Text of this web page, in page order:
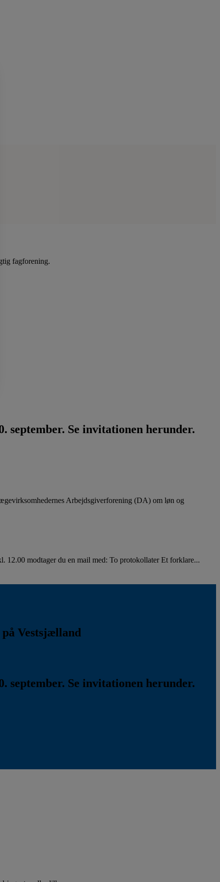
fagforening.
september. Se invitationen herunder.
Arbejdsgiverforening (DA) om løn og
12.00 modtager du en mail med: To protokollater Et forklare...
Vestsjælland
september. Se invitationen herunder.